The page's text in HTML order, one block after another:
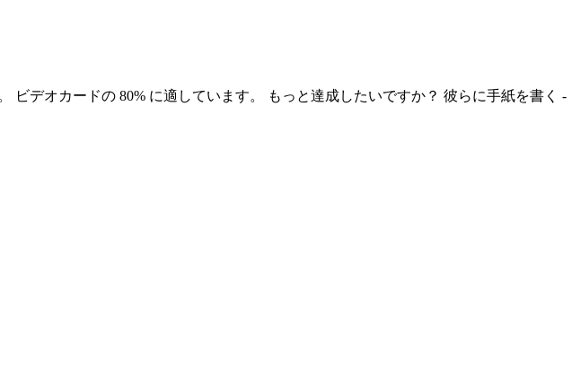
ビデオカードの 80% に適しています。 もっと達成したいですか？ 彼らに手紙を書く -